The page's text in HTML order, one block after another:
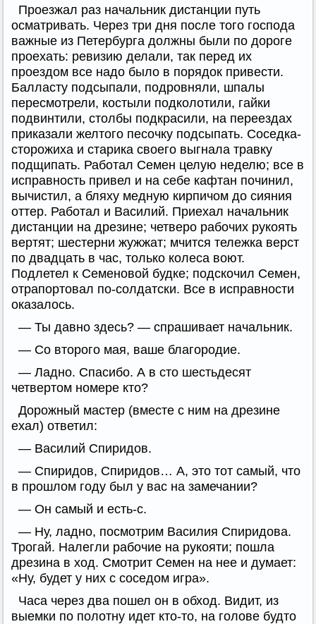
Проезжал раз начальник дистанции путь
осматривать. Через три дня после того господа
важные из Петербурга должны были по дороге
проехать: ревизию делали, так перед их
проездом все надо было в порядок привести.
Балласту подсыпали, подровняли, шпалы
пересмотрели, костыли подколотили, гайки
подвинтили, столбы подкрасили, на переездах
приказали желтого песочку подсыпать. Соседка-
сторожиха и старика своего выгнала травку
подщипать. Работал Семен целую неделю; все в
исправность привел и на себе кафтан починил,
вычистил, а бляху медную кирпичом до сияния
оттер. Работал и Василий. Приехал начальник
дистанции на дрезине; четверо рабочих рукоять
вертят; шестерни жужжат; мчится тележка верст
по двадцать в час, только колеса воют.
Подлетел к Семеновой будке; подскочил Семен,
отрапортовал по-солдатски. Все в исправности
оказалось.
— Ты давно здесь? — спрашивает начальник.
— Со второго мая, ваше благородие.
— Ладно. Спасибо. А в сто шестьдесят
четвертом номере кто?
Дорожный мастер (вместе с ним на дрезине
ехал) ответил:
— Василий Спиридов.
— Спиридов, Спиридов… А, это тот самый, что
в прошлом году был у вас на замечании?
— Он самый и есть-с.
— Ну, ладно, посмотрим Василия Спиридова.
Трогай. Налегли рабочие на рукояти; пошла
дрезина в ход. Смотрит Семен на нее и думает:
«Ну, будет у них с соседом игра».
Часа через два пошел он в обход. Видит, из
выемки по полотну идет кто-то, на голове будто